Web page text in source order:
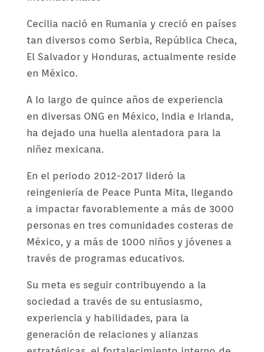
Cecilia nació en Rumania y creció en países
tan diversos como Serbia, República Checa,
El Salvador y Honduras, actualmente reside
en México.
A lo largo de quince años de experiencia
en diversas ONG en México, India e Irlanda,
ha dejado una huella alentadora para la
niñez mexicana.
En el periodo 2012-2017 lideró la
reingeniería de Peace Punta Mita, llegando
a impactar favorablemente a más de 3000
personas en tres comunidades costeras de
México, y a más de 1000 niños y jóvenes a
través de programas educativos.
Su meta es seguir contribuyendo a la
sociedad a través de su entusiasmo,
experiencia y habilidades, para la
generación de relaciones y alianzas